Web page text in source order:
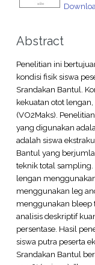
Abstract
Penelitian ini
kondisi fisik siswa
Srandakan Bantul.
kekuatan otot
(VO2Maks).
yang digunakan
adalah siswa
Bantul yang
teknik total
lengan
menggunakan leg
menggunakan bleep
analisis deskriptif
persentase. Hasil
siswa putra peserta
Srandakan Bantul